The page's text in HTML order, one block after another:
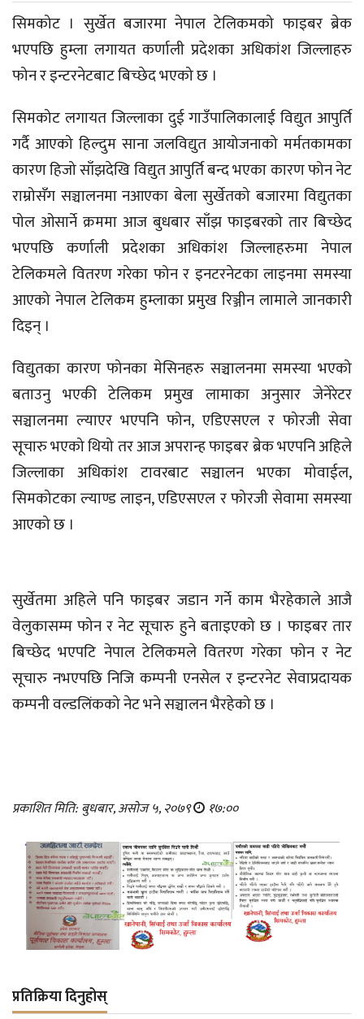
सिमकोट । सुर्खेत बजारमा नेपाल टेलिकमको फाइबर ब्रेक
भएपछि हुम्ला लगायत कर्णाली प्रदेशका अधिकांश जिल्लाहरु
फोन र इन्टरनेटबाट बिच्छेद भएको छ ।
सिमकोट लगायत जिल्लाका दुई गाउँपालिकालाई विद्युत आपुर्ति
गर्दै आएको हिल्दुम साना जलविद्युत आयोजनाको मर्मतकामका
कारण हिजो साँझदेखि विद्युत आपुर्ति बन्द भएका कारण फोन नेट
राम्रोसँग सञ्चालनमा नआएका बेला सुर्खेतको बजारमा विद्युतका
पोल ओसार्ने क्रममा आज बुधबार साँझ फाइबरको तार बिच्छेद
भएपछि कर्णाली प्रदेशका अधिकांश जिल्लाहरुमा नेपाल
टेलिकमले वितरण गरेका फोन र इनटरनेटका लाइनमा समस्या
आएको नेपाल टेलिकम हुम्लाका प्रमुख रिञ्जीन लामाले जानकारी
दिइन् ।
विद्युतका कारण फोनका मेसिनहरु सञ्चालनमा समस्या भएको
बताउनु भएकी टेलिकम प्रमुख लामाका अनुसार जेनेरेटर
सञ्चालनमा ल्याएर भएपनि फोन, एडिएसएल र फोरजी सेवा
सूचारु भएको थियो तर आज अपरान्ह फाइबर ब्रेक भएपनि अहिले
जिल्लाका अधिकांश टावरबाट सञ्चालन भएका मोवाईल,
सिमकोटका ल्याण्ड लाइन, एडिएसएल र फोरजी सेवामा समस्या
आएको छ ।
सुर्खेतमा अहिले पनि फाइबर जडान गर्ने काम भैरहेकाले आजै
वेलुकासम्म फोन र नेट सूचारु हुने बताइएको छ । फाइबर तार
बिच्छेद भएपटि नेपाल टेलिकमले वितरण गरेका फोन र नेट
सूचारु नभएपछि निजि कम्पनी एनसेल र इन्टरनेट सेवाप्रदायक
कम्पनी वल्डलिंकको नेट भने सञ्चालन भैरहेको छ ।
प्रकाशित मिति: बुधबार, असोज ५, २०७९ १७:००
प्रतिक्रिया दिनुहोस्